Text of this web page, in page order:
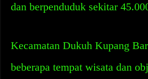
dan berpenduduk sekitar
Kecamatan Dukuh Kupang
beberapa tempat wisata dan